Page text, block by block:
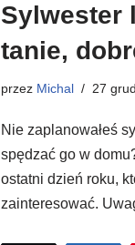
Sylwester
tanie,
przez Michal 27
Nie zaplanowałeś
spędzać go w
ostatni dzień roku,
zainteresować.